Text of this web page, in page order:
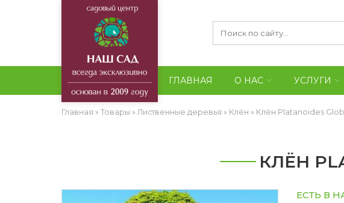
ГЛАВНАЯ О НАС УСЛУГИ
Главная » Товары » Лиственные деревья » Клён » Клён Platanoides
КЛЁН
ЕСТЬ В